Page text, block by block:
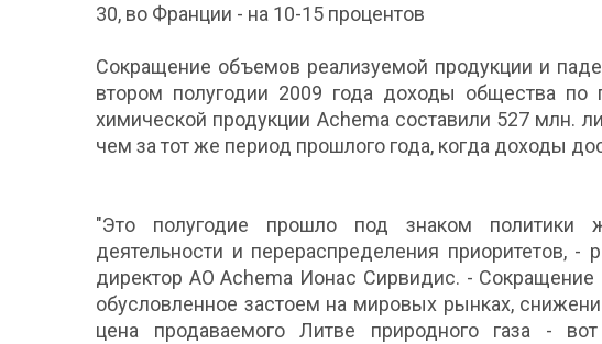
30, во Франции - на 10-15 процентов
Сокращение объемов реализуемой продукции и
втором полугодии 2009 года доходы общества по
химической продукции Achema составили 527 млн.
чем за тот же период прошлого года, когда доходы
"Это полугодие прошло под знаком политики
деятельности и перераспределения приоритетов, -
директор АО Achema Ионас Сирвидис. -
обусловленное застоем на мировых рынках,
цена продаваемого Литве природного газа -